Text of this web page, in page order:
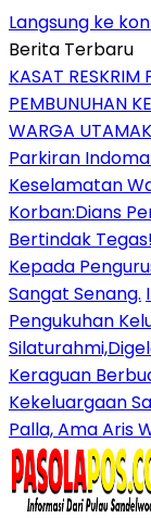
Langsung ke
Berita Terbaru
KASAT RESKRIM
PEMBUNUHAN
WARGA
Parkiran
Keselamatan
Korban:Dians
Bertindak Tegas!
Kepada
Sangat Senang.
Pengukuhan
Keraguan
Kekeluargaan
Palla, Ama Aris